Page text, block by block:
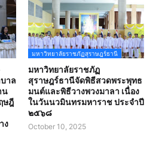
าล
น
ษฎี
ง
มหาวิทยาลัยราชภัฏสุราษฎร์ธานี
มหาวิทยาลัยราชภัฏ
สุราษฎร์ธานีจัดพิธีสวดพระพุทธ
มนต์และพิธีวางพวงมาลา เนื่อง
ในวันนวมินทรมหาราช ประจำปี
๒๕๖๘
October 10, 2025